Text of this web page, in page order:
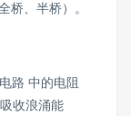
桥、半桥）。
路 中的电阻
收浪涌能